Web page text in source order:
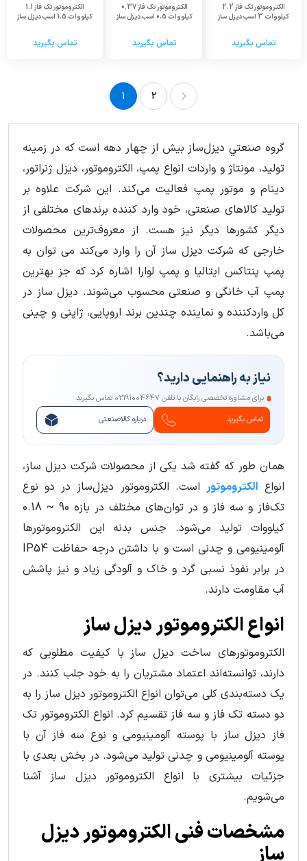
الکتروموتور تک فاز 2.2
کیلووات 3 اسب دیزل ساز
تماس بگیرید
الکتروموتور تک فاز 0.37
کیلووات 0.5 اسب دیزل ساز
تماس بگیرید
الکتروموتور تک فاز 1.1
کیلووات 1.5 اسب دیزل ساز
تماس بگیرید
1 2
گروه صنعتي ديزل‌ساز بيش از چهار دهه است که در زمينه
توليد، مونتاژ و واردات انواع پمپ، الكتروموتور، ديزل ژنراتور،
دینام و موتور پمپ فعالیت می‌کند. این شرکت علاوه بر
تولید کالاهای صنعتی، خود وارد کننده برندهای مختلفی از
دیگر کشورها دیگر نیز هست. از معروف‌ترین محصولات
خارجی که شرکت دیزل ساز آن را وارد می‌کند می توان به
پمپ پنتاکس ایتالیا و پمپ لوارا اشاره کرد که جز بهترین
پمپ آب خانگی و صنعتی محسوب می‌شوند. دیزل ساز در
کل واردکننده و نماینده چندین برند اروپایی، ژاپنی و چینی
می‌باشد.
نیاز به راهنمایی دارید؟
برای مشاوره تخصصی رایگان با تلفن 02191004647 تماس بگیرید.
تماس بگیرید
درباره کالاصنعتی
همان طور که گفته شد یکی از محصولات شرکت دیزل ساز،
انواع الکتروموتور است. الکتروموتور دیزل‌ساز در دو نوع
تک‌فاز و سه فاز و در توان‌های مختلف در بازه 90 ~ 0.18
کیلووات تولید می‌شود. جنس بدنه این الکتروموتورها
آلومینیومی و چدنی است و با داشتن درجه حفاظت IP54
در برابر نفوذ نسبی گرد و خاک و آلودگی زیاد و نیز پاشش
آب مقاومت دارند.
انواع الکتروموتور دیزل ساز
الکتروموتورهای ساخت دیزل ساز با کیفیت مطلوبی که
دارند، توانسته‌اند اعتماد مشتریان را به خود جلب کنند. در
یک دسته‌بندی کلی می‌توان انواع الکتروموتور دیزل ساز را به
دو دسته تک فاز و سه فاز تقسیم کرد. انواع الکتروموتور تک
فاز دیزل ساز با پوسته آلومینیومی و نوع سه فاز آن با
پوسته آلومینیومی و چدنی تولید می‌شود. در بخش بعدی با
جزئیات بیشتری با انواع الکتروموتور دیزل ساز آشنا
می‌شویم.
مشخصات فنی الکتروموتور دیزل
ساز